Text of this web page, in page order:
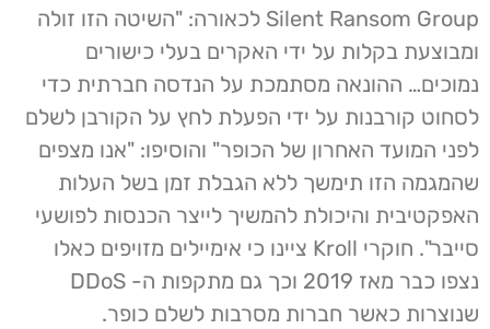
Silent Ransom Group לכאורה: "השיטה הזו זולה
ומבוצעת בקלות על ידי האקרים בעלי כישורים
נמוכים… ההונאה מסתמכת על הנדסה חברתית כדי
לסחוט קורבנות על ידי הפעלת לחץ על הקורבן לשלם
לפני המועד האחרון של הכופר" והוסיפו: "אנו מצפים
שהמגמה הזו תימשך ללא הגבלת זמן בשל העלות
האפקטיבית והיכולת להמשיך לייצר הכנסות לפושעי
סייבר". חוקרי Kroll ציינו כי אימיילים מזויפים כאלו
נצפו כבר מאז 2019 וכך גם מתקפות ה- DDoS
שנוצרות כאשר חברות מסרבות לשלם כופר.